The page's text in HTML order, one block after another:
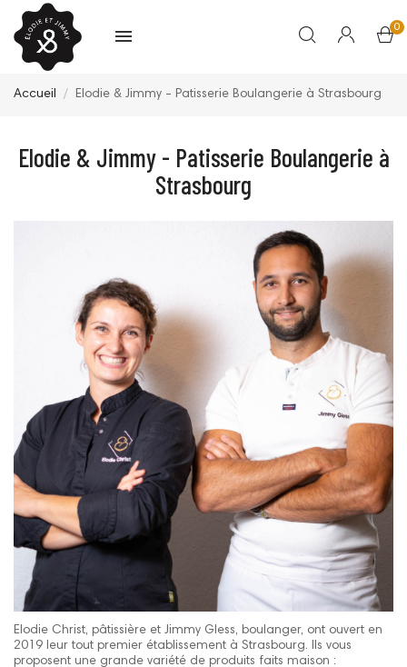
0
Accueil Elodie & Jimmy - Patisserie Boulangerie à Strasbourg
Elodie & Jimmy - Patisserie Boulangerie à
Strasbourg
Elodie Christ, pâtissière et Jimmy Gless, boulanger, ont ouvert en
2019 leur tout premier établissement à Strasbourg. Ils vous
proposent une grande variété de produits faits maison :